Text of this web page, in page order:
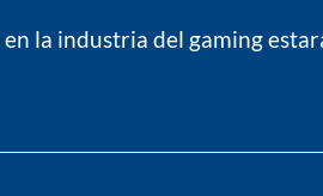
la industria del gaming